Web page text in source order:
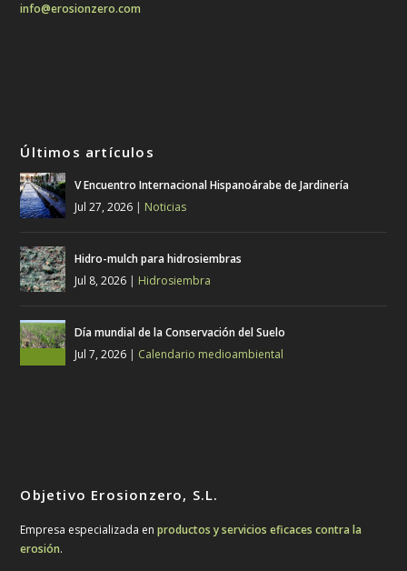
info@erosionzero.com
Últimos artículos
V Encuentro Internacional Hispanoárabe de Jardinería
Jul 27, 2026 | Noticias
Hidro-mulch para hidrosiembras
Jul 8, 2026 | Hidrosiembra
Día mundial de la Conservación del Suelo
Jul 7, 2026 | Calendario medioambiental
Objetivo Erosionzero, S.L.
Empresa especializada enproductos y servicios eficaces contra la
erosión.